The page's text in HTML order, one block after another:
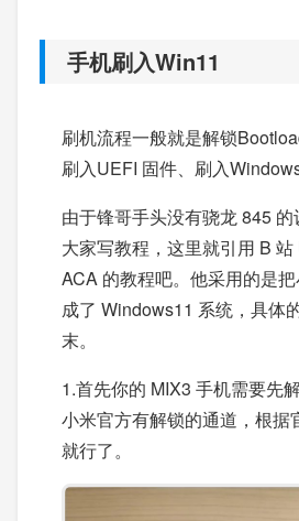
手机刷入Win11
刷机流程一般就是解锁
刷入UEFI 固件、刷入Windows
由于锋哥手头没有骁龙 845
大家写教程，这里就引用 B
ACA 的教程吧。他采用的是
成了 Windows11 系统，具体
末。
1.首先你的 MIX3 手机需要先
小米官方有解锁的通道，根据
就行了。